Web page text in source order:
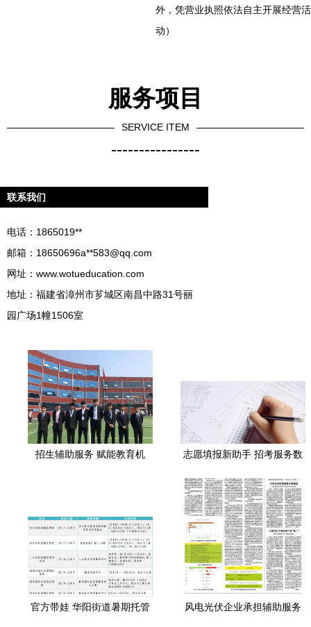
外，凭营业执照依法自主开展经营活
动）
服务项目
SERVICE ITEM
----------------
联系我们
电话：1865019**
邮箱：18650696a**583@qq.com
网址： www.wotueducation.com
地址：福建省漳州市芗城区南昌中路31号丽
园广场1幢1506室
招生辅助服务 赋能教育机
志愿填报新助手 招考服务数
官方带娃 华阳街道暑期托管
风电光伏企业承担辅助服务